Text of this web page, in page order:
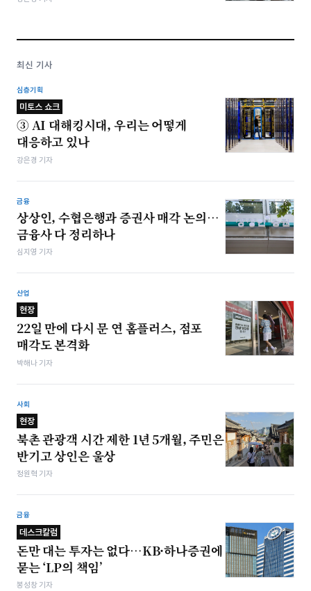
최신 기사
심층기획
미토스 쇼크
③ AI 대해킹시대, 우리는 어떻게
대응하고 있나
강은경 기자
금융
상상인, 수협은행과 증권사 매각 논의…
금융사 다 정리하나
심지영 기자
산업
현장
22일 만에 다시 문 연 홈플러스, 점포
매각도 본격화
박해나 기자
사회
현장
북촌 관광객 시간 제한 1년 5개월, 주민은
반기고 상인은 울상
정원혁 기자
금융
데스크칼럼
돈만 대는 투자는 없다…KB·하나증권에
묻는 ‘LP의 책임’
봉성창 기자